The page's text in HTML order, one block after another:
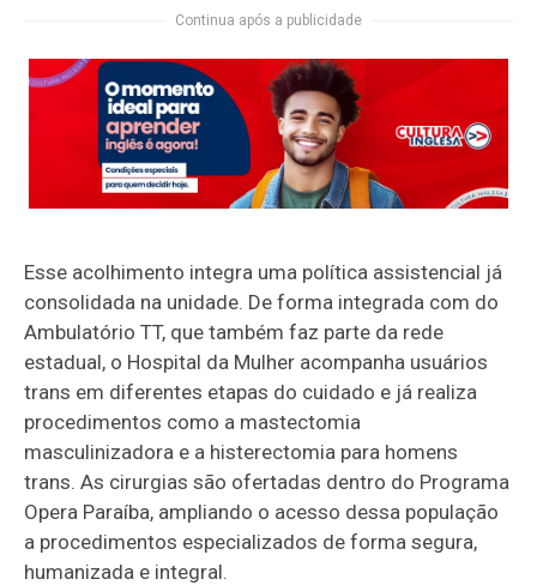
Continua após a publicidade
Esse acolhimento integra uma política assistencial já
consolidada na unidade. De forma integrada com do
Ambulatório TT, que também faz parte da rede
estadual, o Hospital da Mulher acompanha usuários
trans em diferentes etapas do cuidado e já realiza
procedimentos como a mastectomia
masculinizadora e a histerectomia para homens
trans. As cirurgias são ofertadas dentro do Programa
Opera Paraíba, ampliando o acesso dessa população
a procedimentos especializados de forma segura,
humanizada e integral.